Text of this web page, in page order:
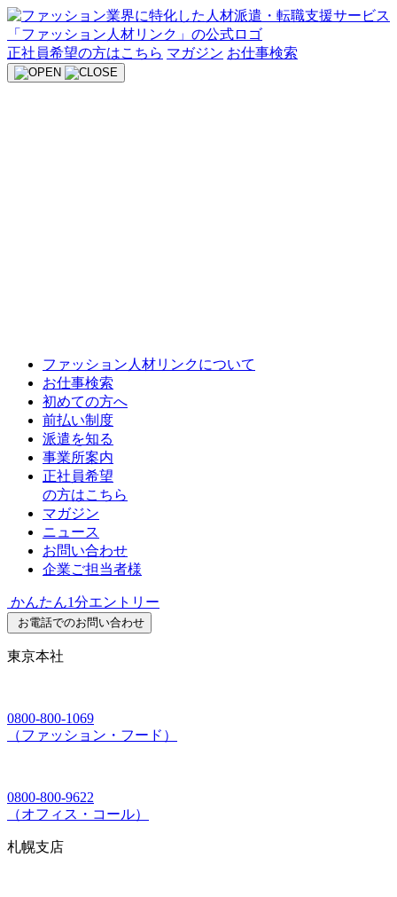
Skip
to
content
正社員希望の方はこちら マガジン お仕事検索
ファッション人材リンクについて
お仕事検索
初めての方へ
前払い制度
派遣を知る
事業所案内
正社員希望
の方はこちら
マガジン
ニュース
お問い合わせ
企業ご担当者様
かんたん1分エントリー
お電話でのお問い合わせ
東京本社
0800-800-1069
（ファッション・フード）
0800-800-9622
（オフィス・コール）
札幌支店